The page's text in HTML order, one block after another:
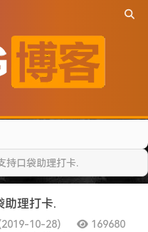
种人.
持口袋助理打卡.
理打卡.
10-28)
169680